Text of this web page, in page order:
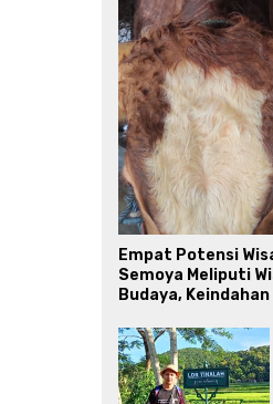
Empat Potensi
Semoya Meliputi
Budaya,